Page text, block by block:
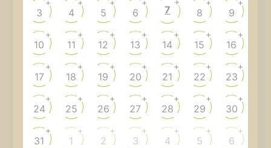
3
+
4
+
5
+
6
+
7 8
+
9
+
10
+
11
+
12
+
13
+
14
+
15
+
16
+
17
+
18
+
19
+
20
+
21
+
22
+
23
+
24
+
25
+
26
+
27
+
28
+
29
+
30
+
31
+
1
+
2
+
3
+
4
+
5
+
6
+